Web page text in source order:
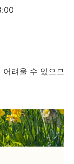
려울 수 있으므